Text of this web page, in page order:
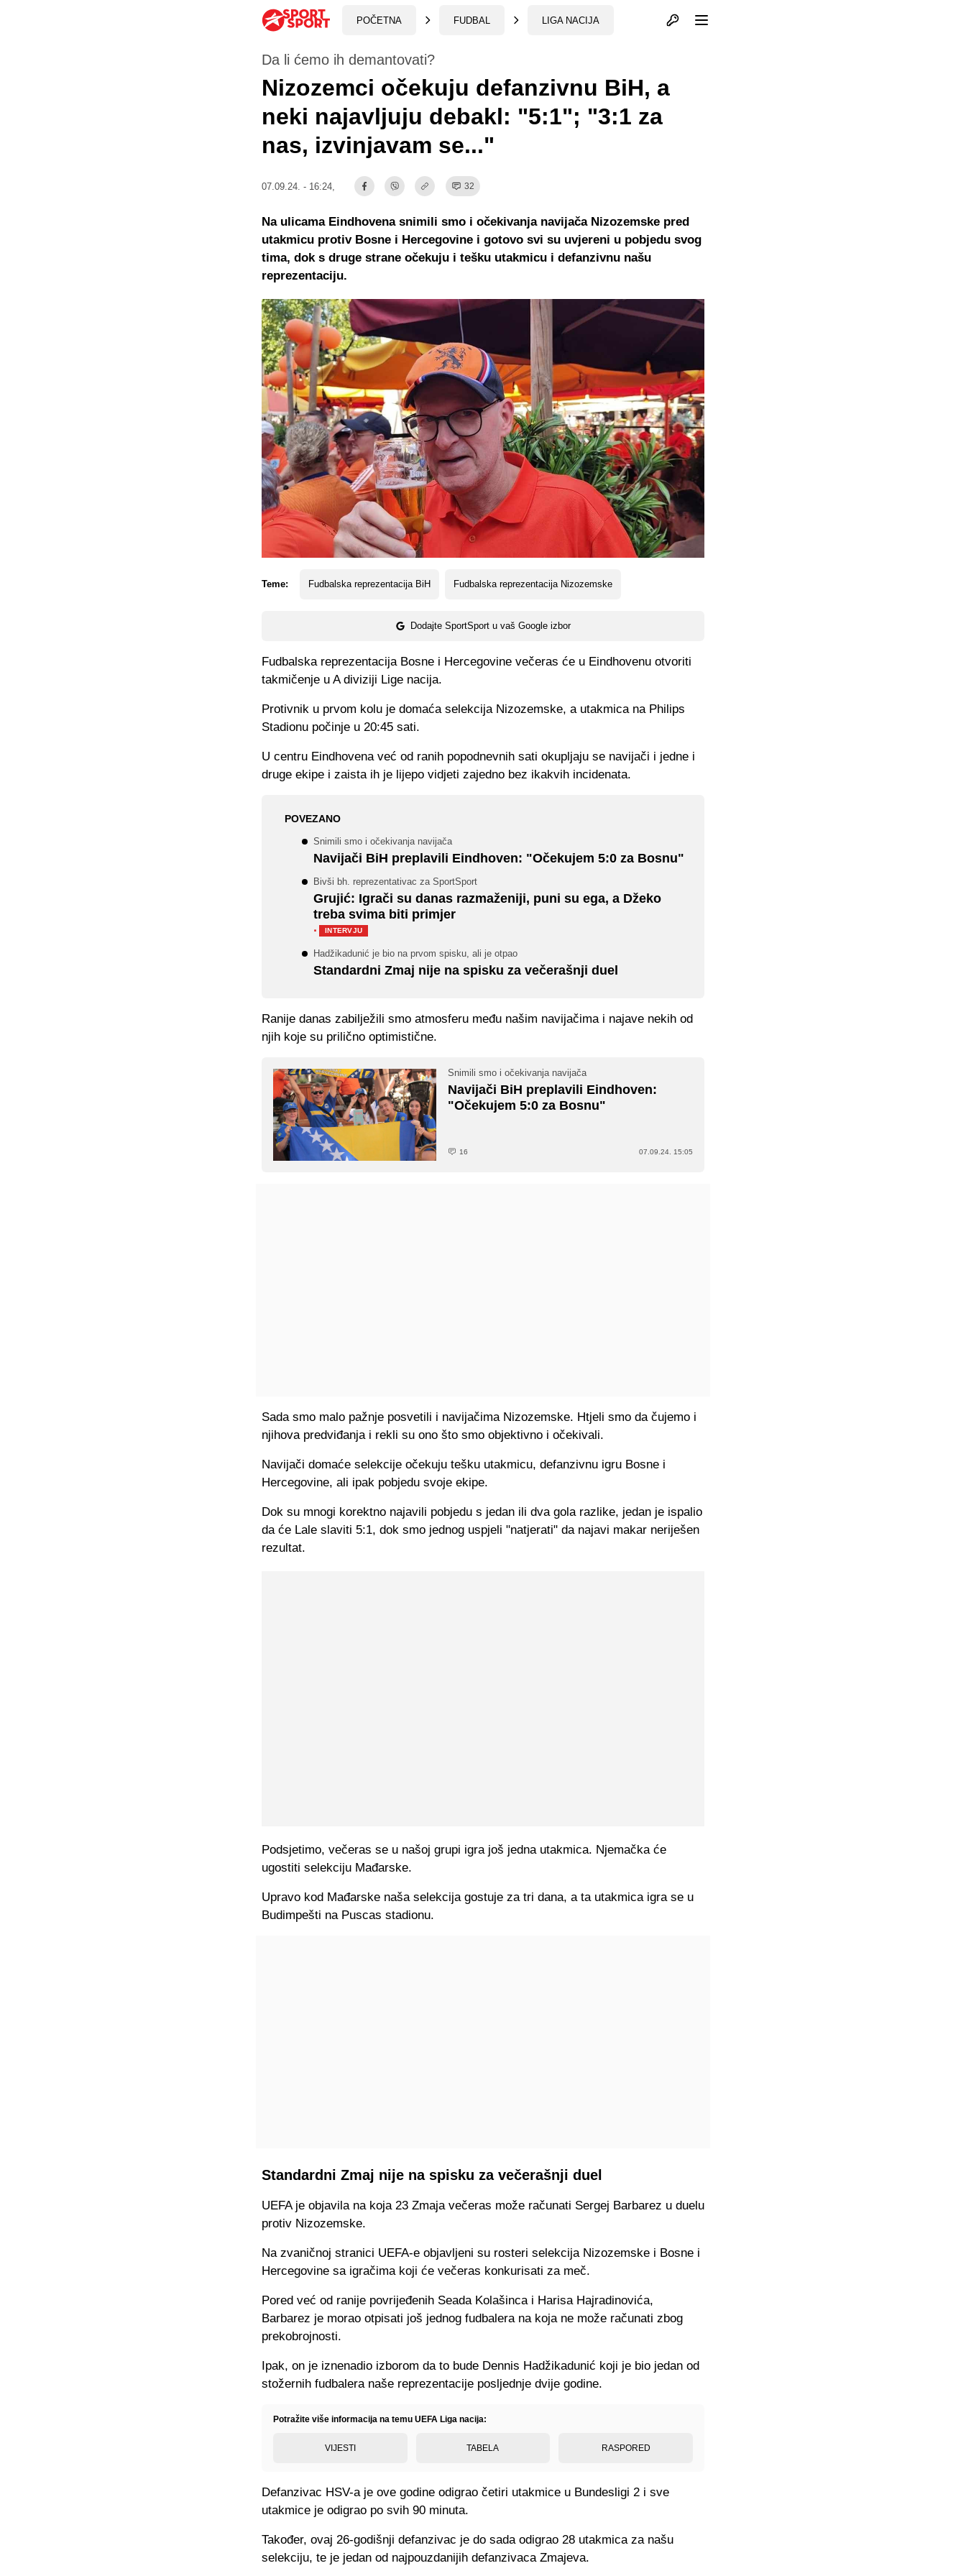
POČETNA FUDBAL LIGA NACIJA Otvori profil
Da li ćemo ih demantovati?
Nizozemci očekuju defanzivnu BiH, a
neki najavljuju debakl: "5:1"; "3:1 za
nas, izvinjavam se..."
07.09.24. - 16:24, 32
Teme: Fudbalska reprezentacija BiH Fudbalska reprezentacija Nizozemske
Dodajte SportSport u vaš Google izbor
Na ulicama Eindhovena snimili smo i očekivanja navijača Nizozemske pred
utakmicu protiv Bosne i Hercegovine i gotovo svi su uvjereni u pobjedu svog
tima, dok s druge strane očekuju i tešku utakmicu i defanzivnu našu
reprezentaciju.
Fudbalska reprezentacija Bosne i Hercegovine večeras će u Eindhovenu otvoriti
takmičenje u A diviziji Lige nacija.
Protivnik u prvom kolu je domaća selekcija Nizozemske, a utakmica na Philips
Stadionu počinje u 20:45 sati.
U centru Eindhovena već od ranih popodnevnih sati okupljaju se navijači i jedne i
druge ekipe i zaista ih je lijepo vidjeti zajedno bez ikakvih incidenata.
POVEZANO
Snimili smo i očekivanja navijača
Navijači BiH preplavili Eindhoven: "Očekujem 5:0 za Bosnu"
Bivši bh. reprezentativac za SportSport
Grujić: Igrači su danas razmaženiji, puni su ega, a Džeko
treba svima biti primjer
·
INTERVJU
Hadžikadunić je bio na prvom spisku, ali je otpao
Standardni Zmaj nije na spisku za večerašnji duel
Ranije danas zabilježili smo atmosferu među našim navijačima i najave nekih od
njih koje su prilično optimistične.
Snimili smo i očekivanja navijača
Navijači BiH preplavili Eindhoven:
"Očekujem 5:0 za Bosnu"
16 07.09.24. 15:05
Sada smo malo pažnje posvetili i navijačima Nizozemske. Htjeli smo da čujemo i
njihova predviđanja i rekli su ono što smo objektivno i očekivali.
Navijači domaće selekcije očekuju tešku utakmicu, defanzivnu igru Bosne i
Hercegovine, ali ipak pobjedu svoje ekipe.
Dok su mnogi korektno najavili pobjedu s jedan ili dva gola razlike, jedan je ispalio
da će Lale slaviti 5:1, dok smo jednog uspjeli "natjerati" da najavi makar neriješen
rezultat.
Podsjetimo, večeras se u našoj grupi igra još jedna utakmica. Njemačka će
ugostiti selekciju Mađarske.
Upravo kod Mađarske naša selekcija gostuje za tri dana, a ta utakmica igra se u
Budimpešti na Puscas stadionu.
Standardni Zmaj nije na spisku za večerašnji duel
UEFA je objavila na koja 23 Zmaja večeras može računati Sergej Barbarez u duelu
protiv Nizozemske.
Na zvaničnoj stranici UEFA-e objavljeni su rosteri selekcija Nizozemske i Bosne i
Hercegovine sa igračima koji će večeras konkurisati za meč.
Pored već od ranije povrijeđenih Seada Kolašinca i Harisa Hajradinovića,
Barbarez je morao otpisati još jednog fudbalera na koja ne može računati zbog
prekobrojnosti.
Ipak, on je iznenadio izborom da to bude Dennis Hadžikadunić koji je bio jedan od
stožernih fudbalera naše reprezentacije posljednje dvije godine.
Potražite više informacija na temu UEFA Liga nacija:
VIJESTI TABELA RASPORED
Defanzivac HSV-a je ove godine odigrao četiri utakmice u Bundesligi 2 i sve
utakmice je odigrao po svih 90 minuta.
Također, ovaj 26-godišnji defanzivac je do sada odigrao 28 utakmica za našu
selekciju, te je jedan od najpouzdanijih defanzivaca Zmajeva.